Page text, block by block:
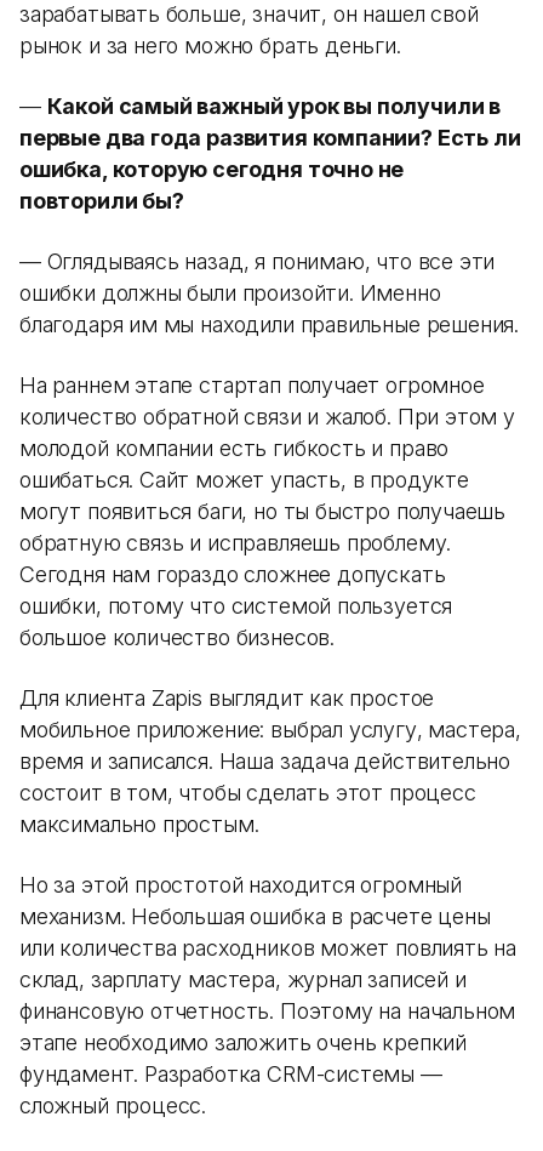
зарабатывать больше, значит, он нашел свой
рынок и за него можно брать деньги.
— Какой самый важный урок вы получили в
первые два года развития компании? Есть ли
ошибка, которую сегодня точно не
повторили бы?
— Оглядываясь назад, я понимаю, что все эти
ошибки должны были произойти. Именно
благодаря им мы находили правильные решения.
На раннем этапе стартап получает огромное
количество обратной связи и жалоб. При этом у
молодой компании есть гибкость и право
ошибаться. Сайт может упасть, в продукте
могут появиться баги, но ты быстро получаешь
обратную связь и исправляешь проблему.
Сегодня нам гораздо сложнее допускать
ошибки, потому что системой пользуется
большое количество бизнесов.
Для клиента Zapis выглядит как простое
мобильное приложение: выбрал услугу, мастера,
время и записался. Наша задача действительно
состоит в том, чтобы сделать этот процесс
максимально простым.
Но за этой простотой находится огромный
механизм. Небольшая ошибка в расчете цены
или количества расходников может повлиять на
склад, зарплату мастера, журнал записей и
финансовую отчетность. Поэтому на начальном
этапе необходимо заложить очень крепкий
фундамент. Разработка CRM-системы —
сложный процесс.